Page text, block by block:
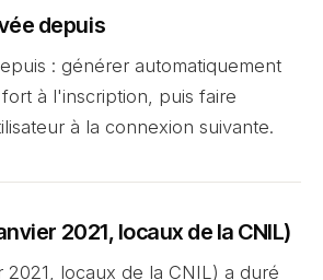
depuis
: générer automatiquement
à l'inscription, puis faire
à la connexion suivante.
2021, locaux de la CNIL)
2021, locaux de la CNIL) a duré